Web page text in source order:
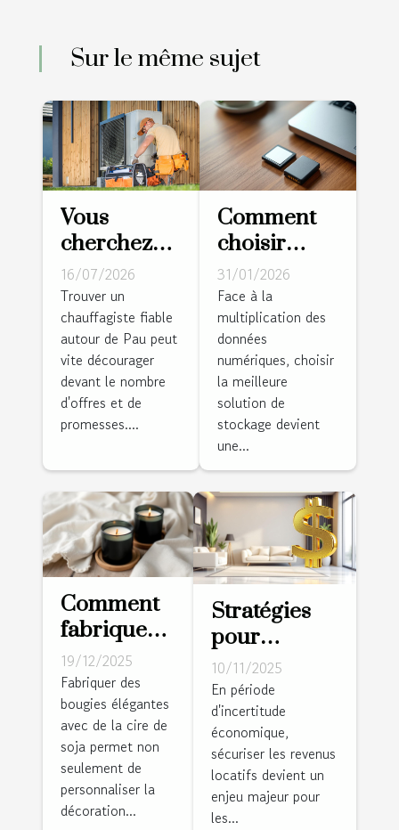
Sur le même sujet
Vous
cherchez
un
chauffagiste
à Pau ?
Cette
équipe
locale
installe
pompe à
chaleur sur
mesure !
16/07/2026
Trouver un
chauffagiste fiable
autour de Pau peut
vite décourager
devant le nombre
d'offres et de
promesses....
Comment
choisir
entre carte
mémoire
SD et
disque dur
pour
sécuriser
vos
données ?
31/01/2026
Face à la
multiplication des
données
numériques, choisir
la meilleure
solution de
stockage devient
une...
Comment
fabriquer
des
bougies
élégantes
avec de la
cire de soja
?
19/12/2025
Fabriquer des
bougies élégantes
avec de la cire de
soja permet non
seulement de
personnaliser la
décoration...
Stratégies
pour
sécuriser les
revenus
locatifs en
période
d'incertitude
économique
10/11/2025
En période
d'incertitude
économique,
sécuriser les revenus
locatifs devient un
enjeu majeur pour
les...